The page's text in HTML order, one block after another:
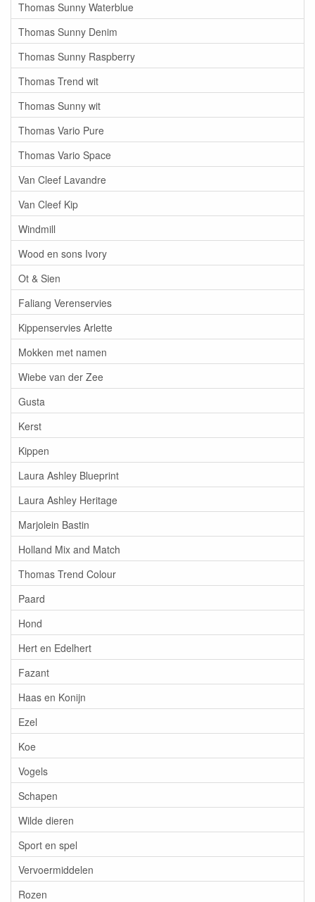
Thomas Sunny Waterblue
Thomas Sunny Denim
Thomas Sunny Raspberry
Thomas Trend wit
Thomas Sunny wit
Thomas Vario Pure
Thomas Vario Space
Van Cleef Lavandre
Van Cleef Kip
Windmill
Wood en sons Ivory
Ot & Sien
Faliang Verenservies
Kippenservies Arlette
Mokken met namen
Wiebe van der Zee
Gusta
Kerst
Kippen
Laura Ashley Blueprint
Laura Ashley Heritage
Marjolein Bastin
Holland Mix and Match
Thomas Trend Colour
Paard
Hond
Hert en Edelhert
Fazant
Haas en Konijn
Ezel
Koe
Vogels
Schapen
Wilde dieren
Sport en spel
Vervoermiddelen
Rozen